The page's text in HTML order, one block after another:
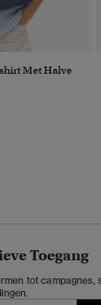
Met Halve
Toegang
tot campagnes,